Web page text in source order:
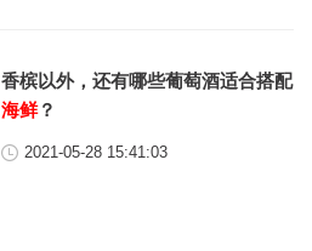
香槟以外，还有哪些葡萄酒适合搭配
海鲜？
2021-05-28 15:41:03